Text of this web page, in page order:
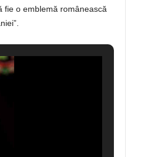
fie o emblemă românească